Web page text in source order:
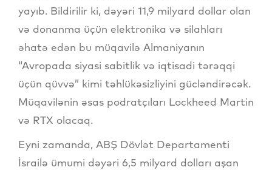
yayıb. Bildirilir ki, dəyəri 11,9 milyard dollar olan
və donanma üçün elektronika və silahları
əhatə edən bu müqavilə Almaniyanın
“Avropada siyasi sabitlik və iqtisadi tərəqqi
üçün qüvvə” kimi təhlükəsizliyini gücləndirəcək.
Müqavilənin əsas podratçıları Lockheed Martin
və RTX olacaq.
Eyni zamanda, ABŞ Dövlət Departamenti
İsrailə ümumi dəyəri 6,5 milyard dolları aşan